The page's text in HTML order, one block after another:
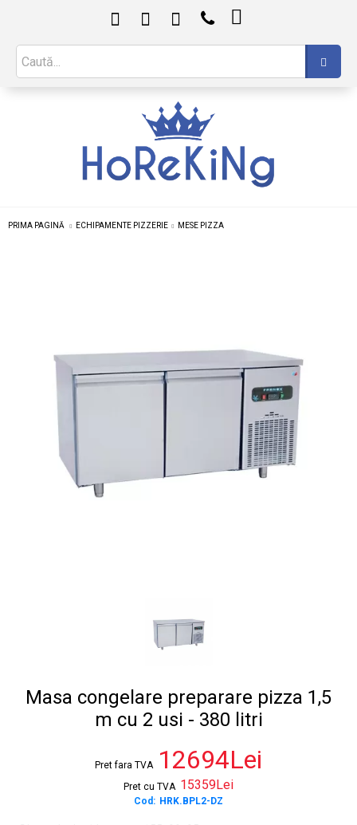

PRIMA PAGINĂ ECHIPAMENTE PIZZERIE MESE PIZZA
Masa congelare preparare pizza 1,5
m cu 2 usi - 380 litri
Pret fara TVA 12694Lei
Pret cu TVA 15359Lei
Cod: HRK.BPL2-DZ